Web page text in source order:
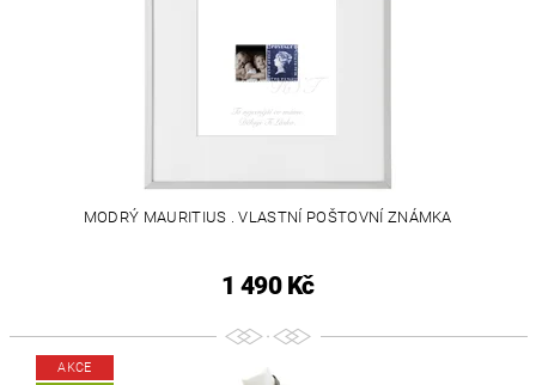
MODRÝ MAURITIUS . VLASTNÍ POŠTOVNÍ ZNÁMKA
1 490 Kč
AKCE